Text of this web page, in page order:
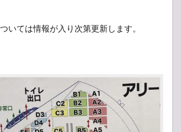
いては情報が入り次第更新します。